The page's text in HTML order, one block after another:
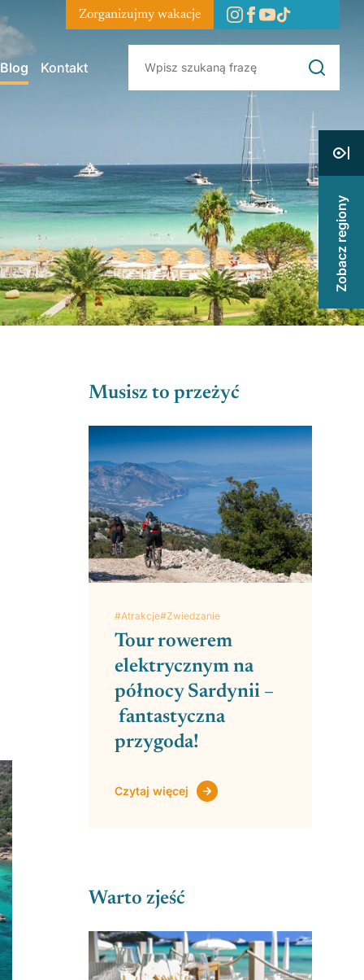
Blog Kontakt
Zorganizujmy wakacje
Musisz to przeżyć
#Atrakcje#Zwiedzanie
Tour rowerem
elektrycznym na
północy Sardynii –
fantastyczna
przygoda!
Czytaj więcej
Warto zjeść
Zobacz regiony